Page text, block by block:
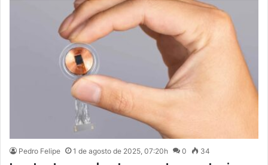
Pedro Felipe 1 de agosto de 2025, 07:20h 0 34